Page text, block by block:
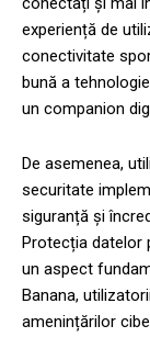
experiență de
conectivitate
bună a
un companion
De asemenea,
securitate
siguranță și
Protecția datelor
un aspect
Banana,
amenințărilor